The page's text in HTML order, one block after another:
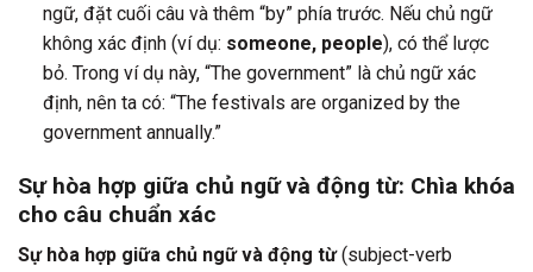
ngữ, đặt cuối câu và thêm “by” phía trước. Nếu chủ ngữ
không xác định (ví dụ: someone, people), có thể lược
bỏ. Trong ví dụ này, “The government” là chủ ngữ xác
định, nên ta có: “The festivals are organized by the
government annually.”
Sự hòa hợp giữa chủ ngữ và động từ: Chìa khóa
cho câu chuẩn xác
Sự hòa hợp giữa chủ ngữ và động từ(subject-verb